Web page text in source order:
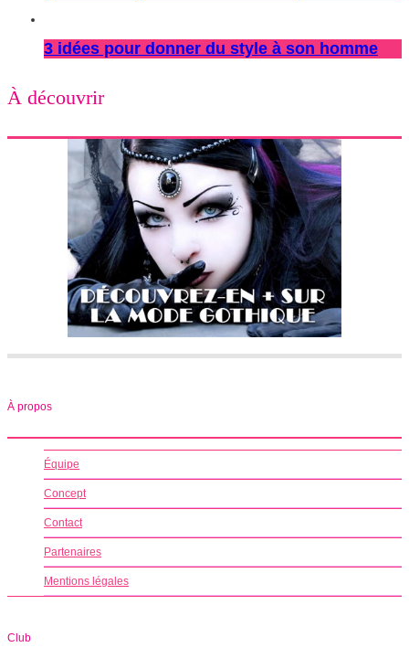
3 idées pour donner du style à son homme
À découvrir
À propos
Équipe
Concept
Contact
Partenaires
Mentions légales
Club